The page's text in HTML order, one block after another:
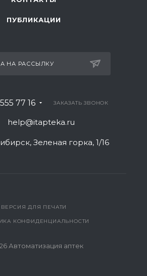
ПУБЛИКАЦИИ
НА РАССЫЛКУ
77 16 ЗАКАЗАТЬ ЗВОНОК
help@itapteka.ru
Зеленая горка, 1/16
ВЕРСИЯ ДЛЯ ПЕЧАТИ
КОНФИДЕНЦИАЛЬНОСТИ
Автоматизация аптек